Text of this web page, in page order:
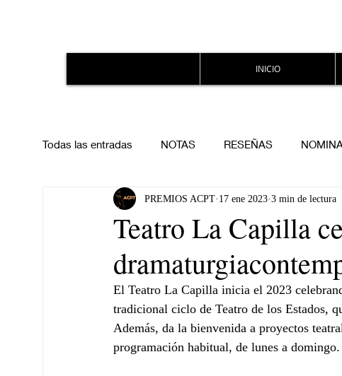
INICIO
Todas las entradas NOTAS RESEÑAS
Teatro La Capilla
PREMIOS ACPT 17 ene 2023 3 min de lectura
El Teatro La Capilla inicia el 2023
tradicional ciclo de Teatro de los Estados,
Además, da la bienvenida a proyectos
programación habitual, de lunes a domingo.